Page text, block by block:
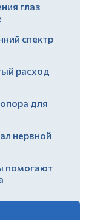
глаз
спектр
расход
для
нервной
помогают